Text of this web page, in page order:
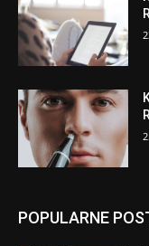
POPULARNE